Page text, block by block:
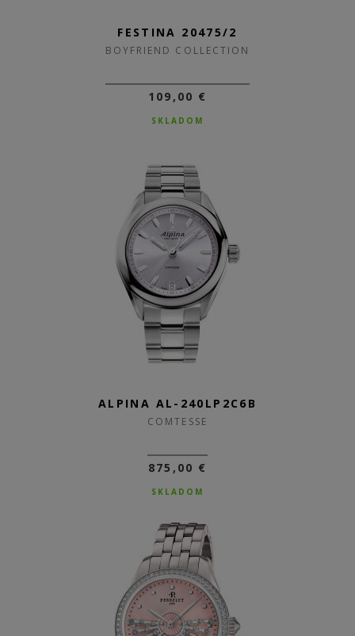
FESTINA 20475/2
BOYFRIEND COLLECTION
109,00 €
SKLADOM
ALPINA AL-240LP2C6B
COMTESSE
875,00 €
SKLADOM